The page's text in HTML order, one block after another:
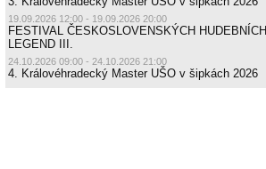
19.09.2026 12:00 - 19.09.2026 20:00
FESTIVAL ČESKOSLOVENSKÝCH HUDEBNÍCH
LEGEND III.
24.10.2026 09:00 - 24.10.2026 21:00
4. Královéhradecký Master UŠO v šipkách 2026